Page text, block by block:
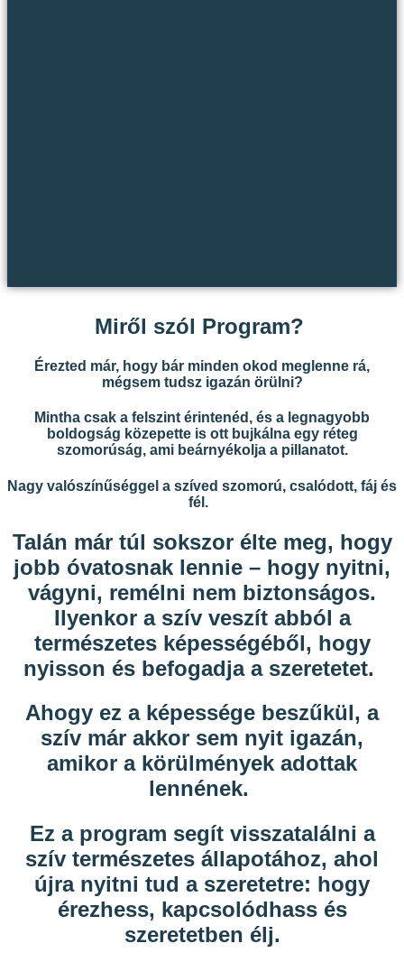
Miről szól Program?
Érezted már, hogy bár minden okod meglenne rá,
mégsemtudsz igazán örülni?
Mintha csak a felszint érintenéd , és a legnagyobb
boldogság közepette is ott bujkálna egy réteg
szomorúság,ami beárnyékolja a pillanatot.
Nagy valószínűséggel a szíved szomorú, csalódott, fáj és
fél.
Talán már túl sokszor élte meg, hogy
jobb óvatosnak lennie – hogy nyitni,
vágyni, remélni nem biztonságos.
Ilyenkor a szív veszítabból a
természetes képességéből, hogy
nyisson és befogadjaa szeretetet.
Ahogy ez a képessége beszűkül, a
szív már akkor sem nyit igazán,
amikor a körülmények adottak
lennének.
Ez a program segít visszatalálni a
szív természetes állapotához, ahol
újra nyitni tud a szeretetre: hogy
érezhess, kapcsolódhass és
szeretetben élj.